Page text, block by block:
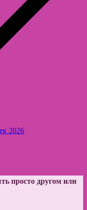
2026
просто другом или